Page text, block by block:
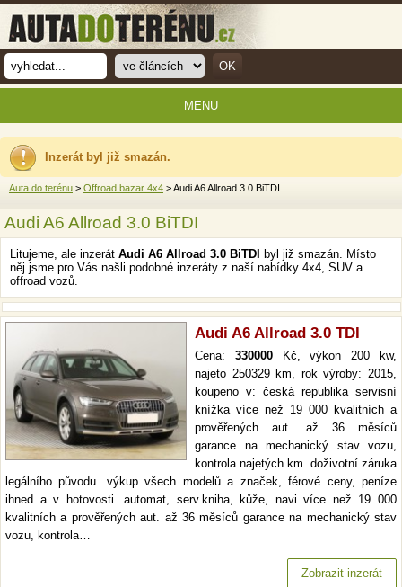
Inzerát byl již smazán.
Auta do terénu > Offroad bazar 4x4 > Audi A6 Allroad 3.0 BiTDI
Audi A6 Allroad 3.0 BiTDI
Litujeme, ale inzerát Audi A6 Allroad 3.0 BiTDI
byl již smazán. Místo
něj jsme pro Vás našli podobné inzeráty z naší nabídky 4x4, SUV a
offroad vozů.
Audi A6 Allroad 3.0 TDI
Cena: 330000Kč, výkon 200 kw,
najeto 250329 km, rok výroby: 2015,
koupeno v: česká republika servisní
knížka více než 19 000 kvalitních a
prověřených aut. až 36 měsíců
garance na mechanický stav vozu,
kontrola najetých km. doživotní záruka
legálního původu. výkup všech modelů a značek, férové ceny, peníze
ihned a v hotovosti. automat, serv.kniha, kůže, navi více než 19 000
kvalitních a prověřených aut. až 36 měsíců garance na mechanický stav
vozu, kontrola…
Zobrazit inzerát
MENU